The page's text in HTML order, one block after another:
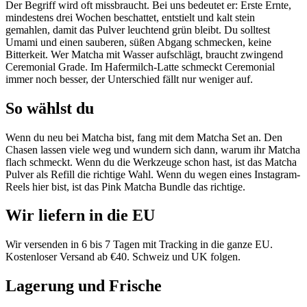
Der Begriff wird oft missbraucht. Bei uns bedeutet er: Erste Ernte,
mindestens drei Wochen beschattet, entstielt und kalt stein
gemahlen, damit das Pulver leuchtend grün bleibt. Du solltest
Umami und einen sauberen, süßen Abgang schmecken, keine
Bitterkeit. Wer Matcha mit Wasser aufschlägt, braucht zwingend
Ceremonial Grade. Im Hafermilch-Latte schmeckt Ceremonial
immer noch besser, der Unterschied fällt nur weniger auf.
So wählst du
Wenn du neu bei Matcha bist, fang mit dem Matcha Set an. Den
Chasen lassen viele weg und wundern sich dann, warum ihr Matcha
flach schmeckt. Wenn du die Werkzeuge schon hast, ist das Matcha
Pulver als Refill die richtige Wahl. Wenn du wegen eines Instagram-
Reels hier bist, ist das Pink Matcha Bundle das richtige.
Wir liefern in die EU
Wir versenden in 6 bis 7 Tagen mit Tracking in die ganze EU.
Kostenloser Versand ab €40. Schweiz und UK folgen.
Lagerung und Frische